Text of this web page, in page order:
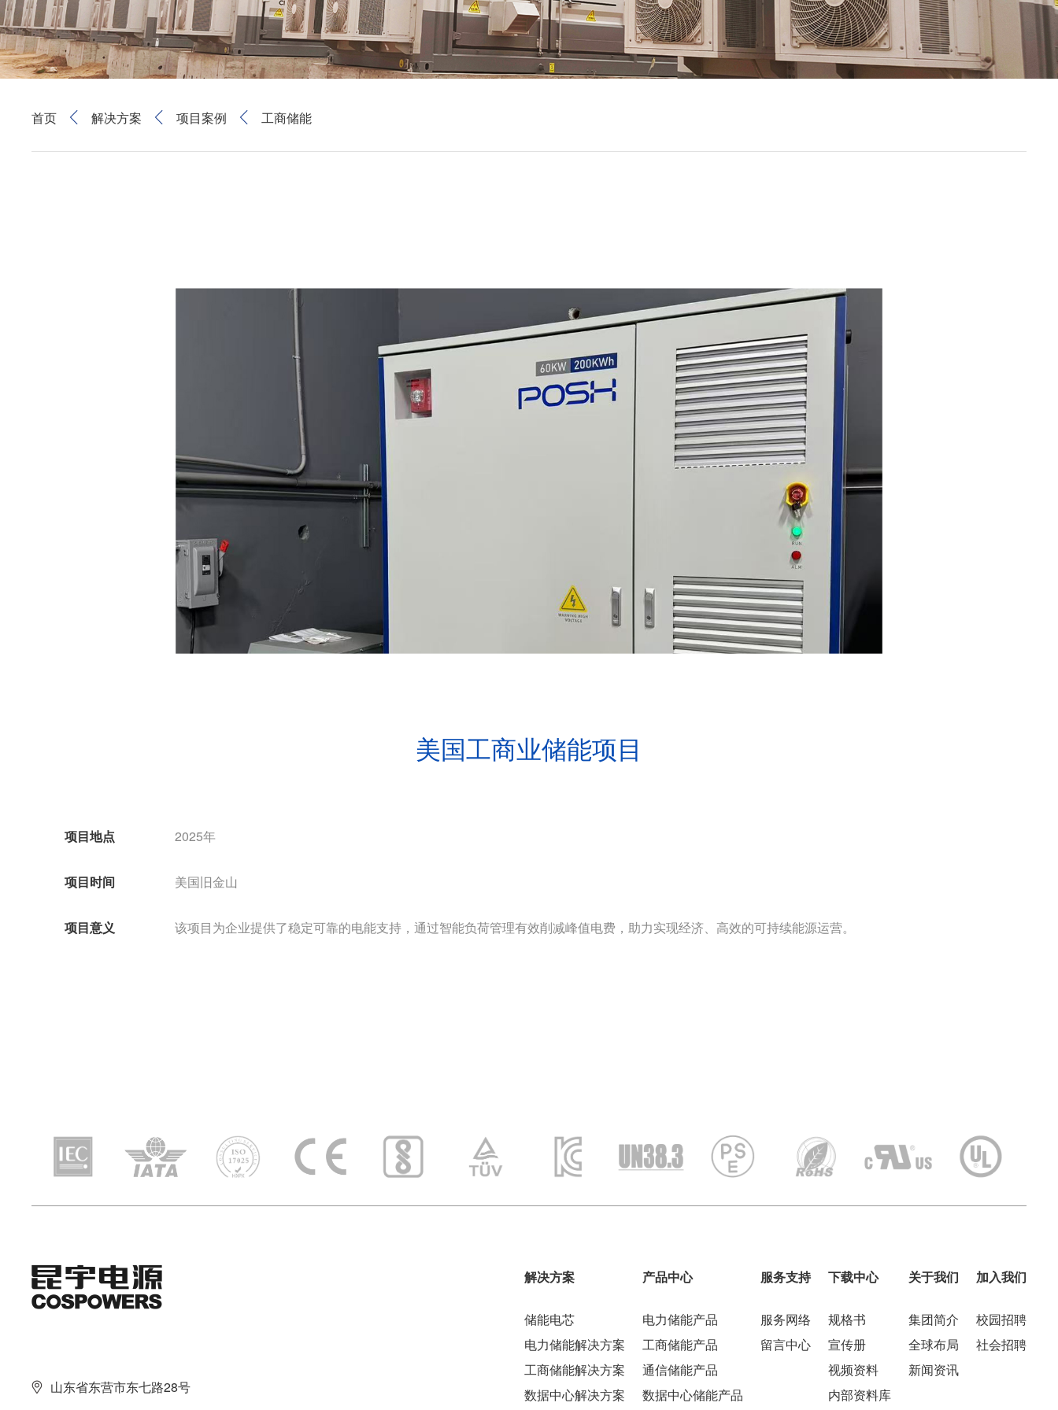
首页 解决方案 项目案例 工商储能
美国工商业储能项目
项目地点 2025年
项目时间 美国旧金山
项目意义 该项目为企业提供了稳定可靠的电能支持，通过智能负荷管理有效削减峰值电费，助力实现经济、高效的可持续能源运营。
山东省东营市东七路28号
解决方案
储能电芯
电力储能解决方案
工商储能解决方案
数据中心解决方案
产品中心
电力储能产品
工商储能产品
通信储能产品
数据中心储能产品
服务支持
服务网络
留言中心
下载中心
规格书
宣传册
视频资料
内部资料库
关于我们
集团简介
全球布局
新闻资讯
加入我们
校园招聘
社会招聘